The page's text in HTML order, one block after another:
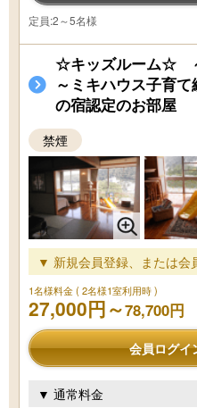
定員:2～5名様
☆キッズルーム☆
～ミキハウス子育
の宿認定のお部屋
禁煙
▼ 新規会員登録、または会
1名様料金( 2名様1室利用時 )
27,000円～78,700円
会員ログイ
▼ 通常料金